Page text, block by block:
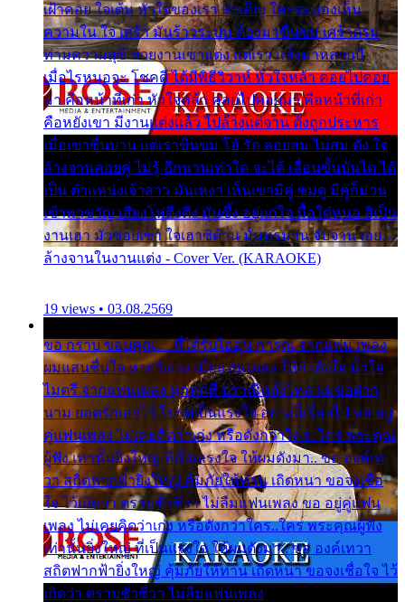
เฝ้าคอย ใจเต้น หัวใจของเรา ลำเค็ญ ใครจะมองเห็น
ความใน ใจ เศร้า มันร้าวระบม ต้องมาขื่นขม เศร้าตรม
ท่ามความสุขี ช่วยงานเขาแต่ง แต่เรา แล้งมาหลายปี
เมื่อไรหนอจะ โชคดี ได้มีพิธีวิวาห์ หัวใจหล้า คอยไปคอย
มา คือหน้าที่เก่า หัวใจหล้า คอยไปคอยมา คือหน้าที่เก่า
คือหยังเขา มีงานแต่งแล้ว ไปล้างแต่จาน ดั่งถูกประหาร
เมื่อเขาชื่นบาน แต่เราขื่นขม โอ้ รัก ลอยลม ไม่สม ดัง ใจ
ล้างจานคอยคู่ ไม่รู้ อีกนานเท่าใด จะได้ เลื่อนขั้นบันได ได้
เป็น ตำแหน่งเจ้าสาว มันเหงา เห็นเขามีคู่ ซมดู มีคู่ก็ม่วน
เข้าพาขวัญ เสียงโห่ตึงตึง มันซึ้ง อยู่แก่ใจ มื้อใด๋หนอ สิเป็น
งานเฮา มัวซอยเขา ใจเฮาซิด้าน มันทรมาน จับจาน เอย…
ล้างจานในงานแต่ง - Cover Ver. (KARAOKE)
19 views • 03.08.2569
ขอ กราบ ขอบคุณ.... ที่ได้รับไออุ่น การุณ จากแฟน เพลง
ผมแสนชื่นใจ หายวังเวง เมื่อแฟนเพลง ให้กำลังใจ น้ำใจ
ไมตรี จากแฟนเพลง ทุกทุกที่ ปราณีหลั่งไหล ผมขอฝาก
นาม ยอดรักเอาไว้ โปรดเป็นแรงใจ อย่างนี้เรื่อยไป ขอ อยู่
คู่แฟนเพลง ไม่เคยคิดว่าเก่ง หรือดังกว่าใคร..ใคร พระคุณ
ผู้ฟัง เท่านั้นยิ่งใหญ่ ที่เป็นแรงใจ ให้ผมดังมา.. ขอ องค์เท
วา สถิตฟากฟ้ายิ่งใหญ่ คุ้มภัยให้ท่าน เถิดหนา ขอจงเชื่อ
ใจ ไว้เถิดว่า ตราบชั่วชีวา ไม่ลืมแฟนเพลง ขอ อยู่คู่แฟน
เพลง ไม่เคยคิดว่าเก่ง หรือดังกว่าใคร..ใคร พระคุณผู้ฟัง
เท่านั้นยิ่งใหญ่ ที่เป็นแรงใจ ให้ผมดังมา.. ขอ องค์เทวา
สถิตฟากฟ้ายิ่งใหญ่ คุ้มภัยให้ท่าน เถิดหนา ขอจงเชื่อใจ ไว้
เถิดว่า ตราบชั่วชีวา ไม่ลืมแฟนเพลง